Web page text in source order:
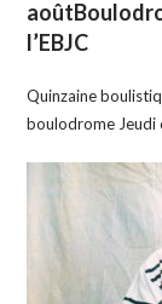
l’EBJC
Quinzaine
boulodrome Jeudi